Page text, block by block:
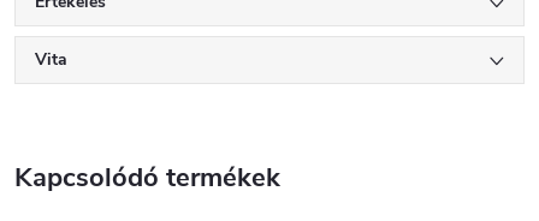
Vita
Kapcsolódó termékek